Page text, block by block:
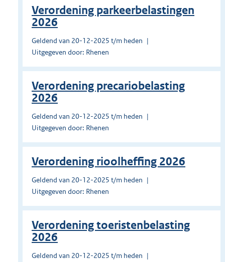
Verordening parkeerbelastingen
2026
Geldend van 20-12-2025 t/m heden
Uitgegeven door: Rhenen
Verordening precariobelasting
2026
Geldend van 20-12-2025 t/m heden
Uitgegeven door: Rhenen
Verordening rioolheffing 2026
Geldend van 20-12-2025 t/m heden
Uitgegeven door: Rhenen
Verordening toeristenbelasting
2026
Geldend van 20-12-2025 t/m heden